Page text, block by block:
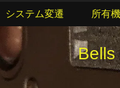
Bells
システム変遷 所有